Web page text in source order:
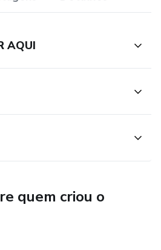
Transcranianas
Submandibular e Orbitária
ASSISTENCIAIS
AQUI
quem criou o